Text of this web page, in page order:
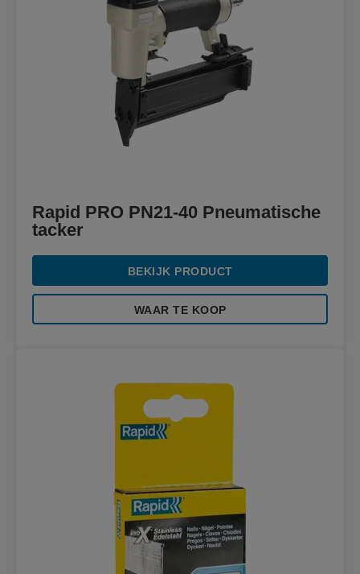
Rapid PRO PN21-40 Pneumatische
tacker
BEKIJK PRODUCT
WAAR TE KOOP